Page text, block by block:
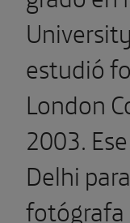
estudió
London
2003.
Delhi
fotógrafa